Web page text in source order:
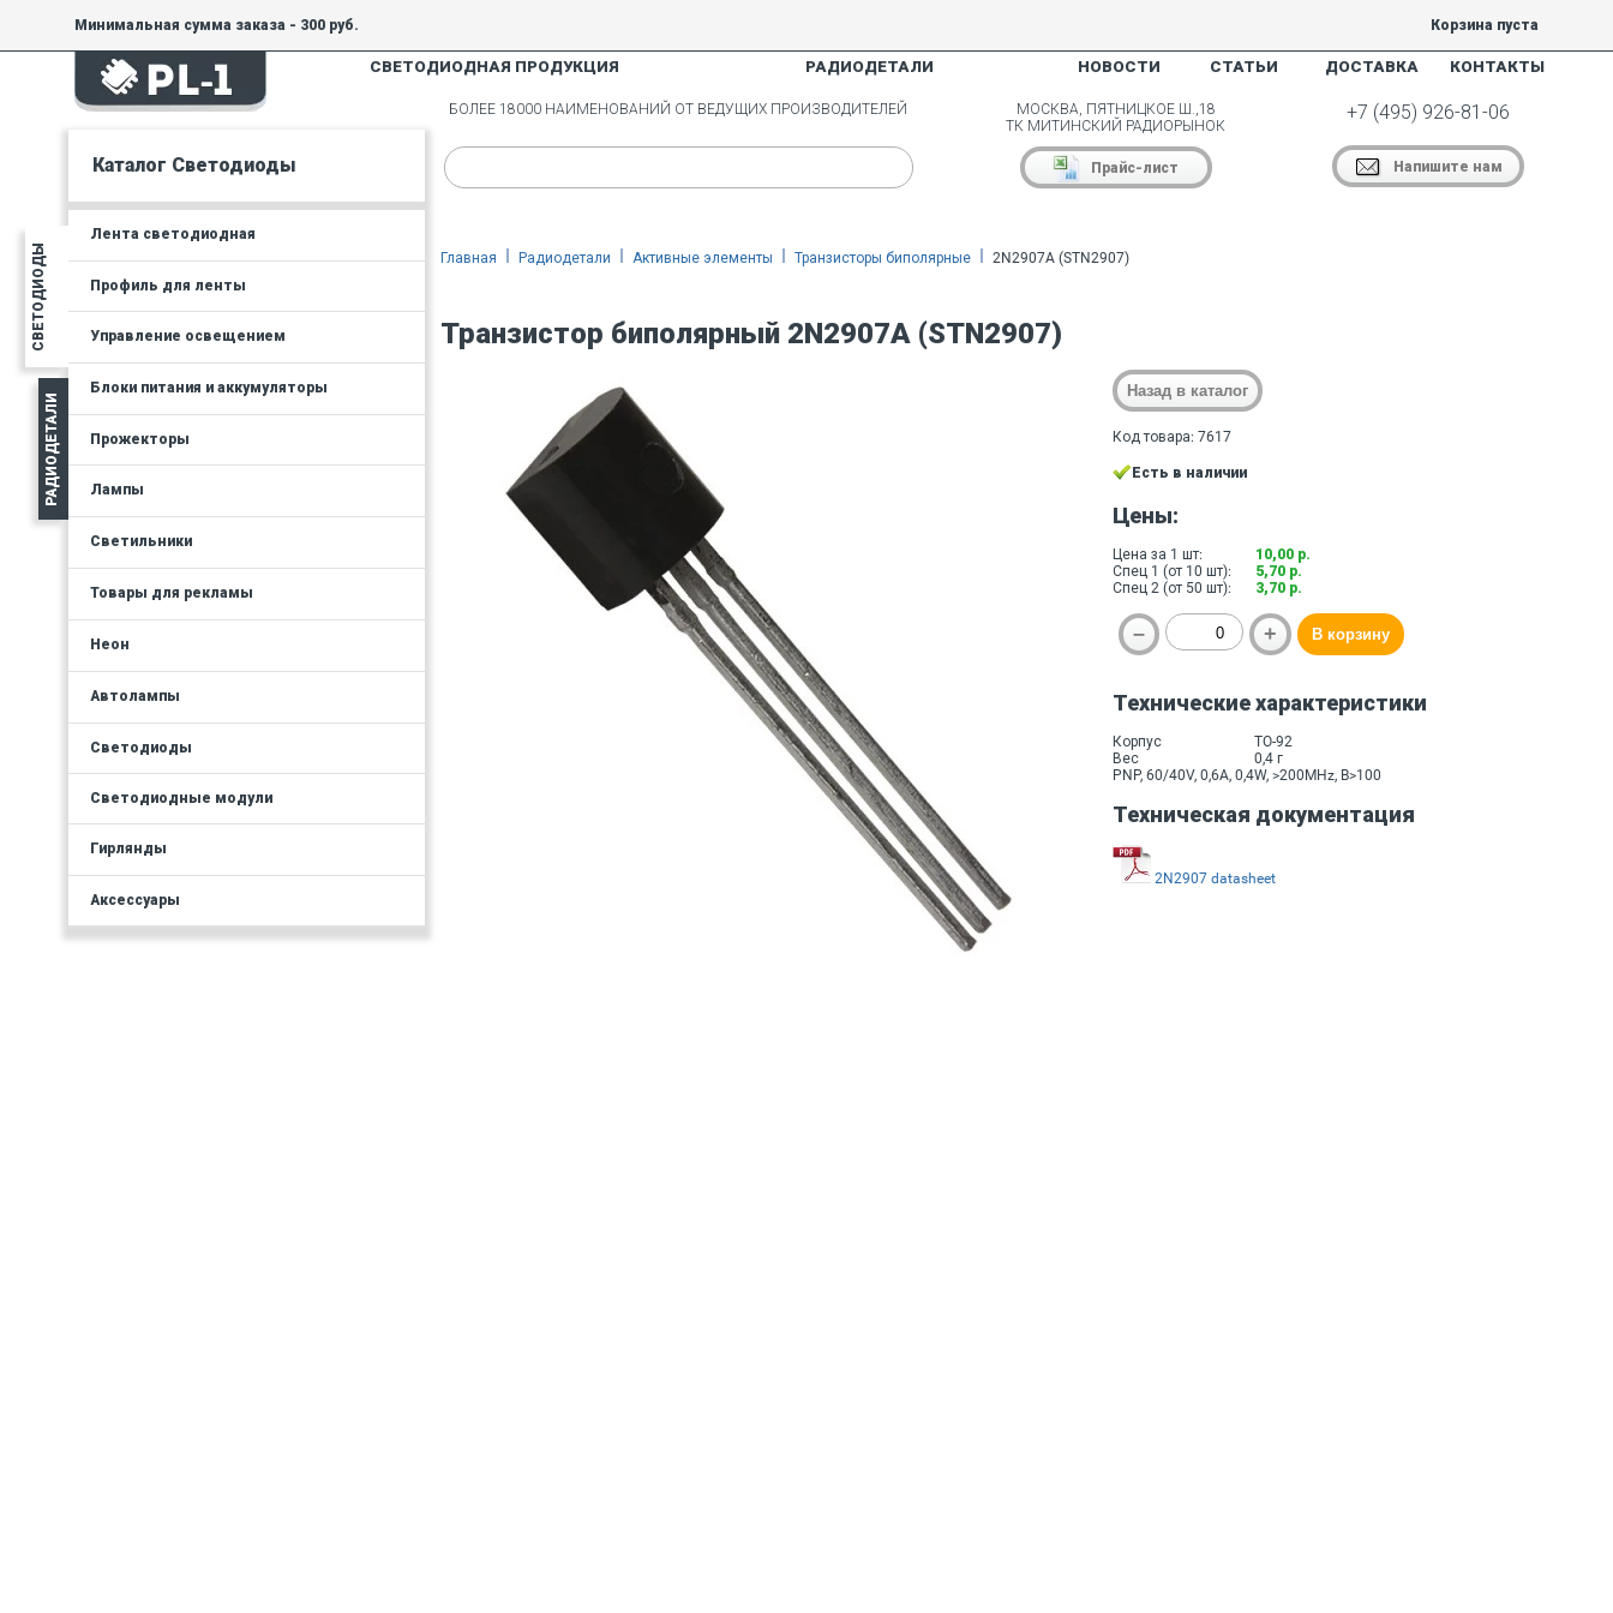
Минимальная сумма заказа - 300 руб. Корзина пуста
СВЕТОДИОДНАЯ ПРОДУКЦИЯ РАДИОДЕТАЛИ НОВОСТИ СТАТЬИ ДОСТАВКА КОНТАКТЫ
СВЕТОДИОДЫ
РАДИОДЕТАЛИ
Каталог Светодиоды
Лента светодиодная
Профиль для ленты
Управление освещением
Блоки питания и аккумуляторы
Прожекторы
Лампы
Светильники
Товары для рекламы
Неон
Автолампы
Светодиоды
Светодиодные модули
Гирлянды
Аксессуары
БОЛЕЕ 18000 НАИМЕНОВАНИЙ ОТ ВЕДУЩИХ ПРОИЗВОДИТЕЛЕЙ
МОСКВА, ПЯТНИЦКОЕ Ш.,18
ТК МИТИНСКИЙ РАДИОРЫНОК
Прайс-лист
+7 (495) 926-81-06
Напишите нам
Главная Радиодетали Активные элементы Транзисторы биполярные 2N2907A (STN2907)
Транзистор биполярный 2N2907A (STN2907)
Код товара: 7617
Есть в наличии
Цены:
Цена за 1 шт:
10,00 р.
Спец 1 (от 10 шт):
5,70 р.
Спец 2 (от 50 шт):
3,70 р.
Технические характеристики
Корпус
TO-92
Вес
0,4 г
PNP, 60/40V, 0,6A, 0,4W, >200MHz, B>100
Техническая документация
2N2907 datasheet